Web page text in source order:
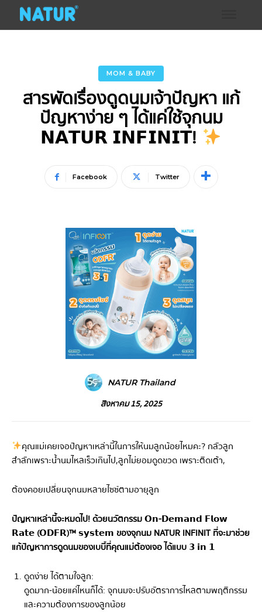
MOM & BABY
สารพัดเรื่องดูดนมเจ้าปัญหา แก้
ปัญหาง่าย ๆ ได้แค่ใช้จุกนม
𝗡𝗔𝗧𝗨𝗥 𝗜𝗡𝗙𝗜𝗡𝗜𝗧!
Facebook Twitter
NATUR Thailand
สิงหาคม 15, 2025
คุณแม่เคยเจอปัญหาเหล่านี้ในการให้นมลูกน้อยไหมคะ? กลัวลูก
สำลักเพราะน้ำนมไหลเร็วเกินไป,ลูกไม่ยอมดูดขวด เพราะติดเต้า,
ต้องคอยเปลี่ยนจุกนมหลายไซซ์ตามอายุลูก
ปัญหาเหล่านี้จะหมดไป! ด้วยนวัตกรรม 𝗢𝗻-𝗗𝗲𝗺𝗮𝗻𝗱 𝗙𝗹𝗼𝘄
𝗥𝗮𝘁𝗲 (𝗢𝗗𝗙𝗥)™ 𝘀𝘆𝘀𝘁𝗲𝗺 ของจุกนม NATUR INFINIT ที่จะมาช่วย
แก้ปัญหาการดูดนมของเบบี๋ที่คุณแม่ต้องเจอ ได้แบบ 𝟯 𝗶𝗻 𝟭
ดูดง่าย ได้ตามใจลูก:
ดูดมาก-น้อยแค่ไหนก็ได้: จุกนมจะปรับอัตราการไหลตามพฤติกรรม
และความต้องการของลูกน้อย